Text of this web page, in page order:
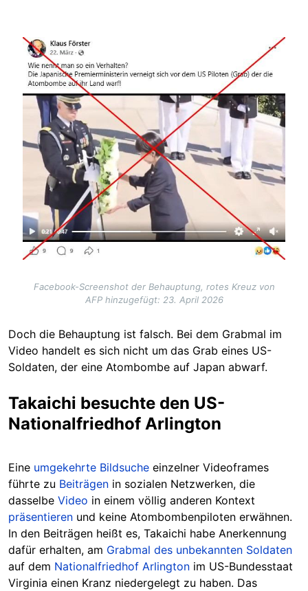
Image
Facebook-Screenshot der Behauptung, rotes Kreuz von
AFP hinzugefügt: 23. April 2026
Doch die Behauptung ist falsch. Bei dem Grabmal im
Video handelt es sich nicht um das Grab eines US-
Soldaten, der eine Atombombe auf Japan abwarf.
Takaichi besuchte den US-
Nationalfriedhof Arlington
Eine umgekehrte Bildsuche einzelner Videoframes
führte zu Beiträgen in sozialen Netzwerken, die
dasselbe Video in einem völlig anderen Kontext
präsentieren und keine Atombombenpiloten erwähnen.
In den Beiträgen heißt es, Takaichi habe Anerkennung
dafür erhalten, am Grabmal des unbekannten Soldaten
auf dem Nationalfriedhof Arlington im US-Bundesstaat
Virginia einen Kranz niedergelegt zu haben. Das